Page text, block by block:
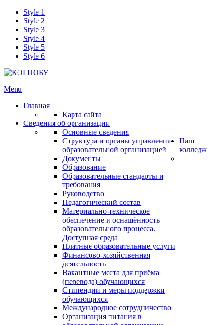
Style 1
Style 2
Style 3
Style 4
Style 5
Style 6
Menu
Главная
Карта сайта
Сведения об организации
Основные сведения
Структура и органы управления
образовательной организацией
Документы
Образование
Образовательные стандарты и
требования
Руководство
Педагогический состав
Материально-техническое
обеспечение и оснащённость
образовательного процесса.
Доступная среда
Платные образовательные услуги
Финансово-хозяйственная
деятельность
Вакантные места для приёма
(перевода) обучающихся
Стипендии и меры поддержки
обучающихся
Международное сотрудничество
Организация питания в
Наш
колледж